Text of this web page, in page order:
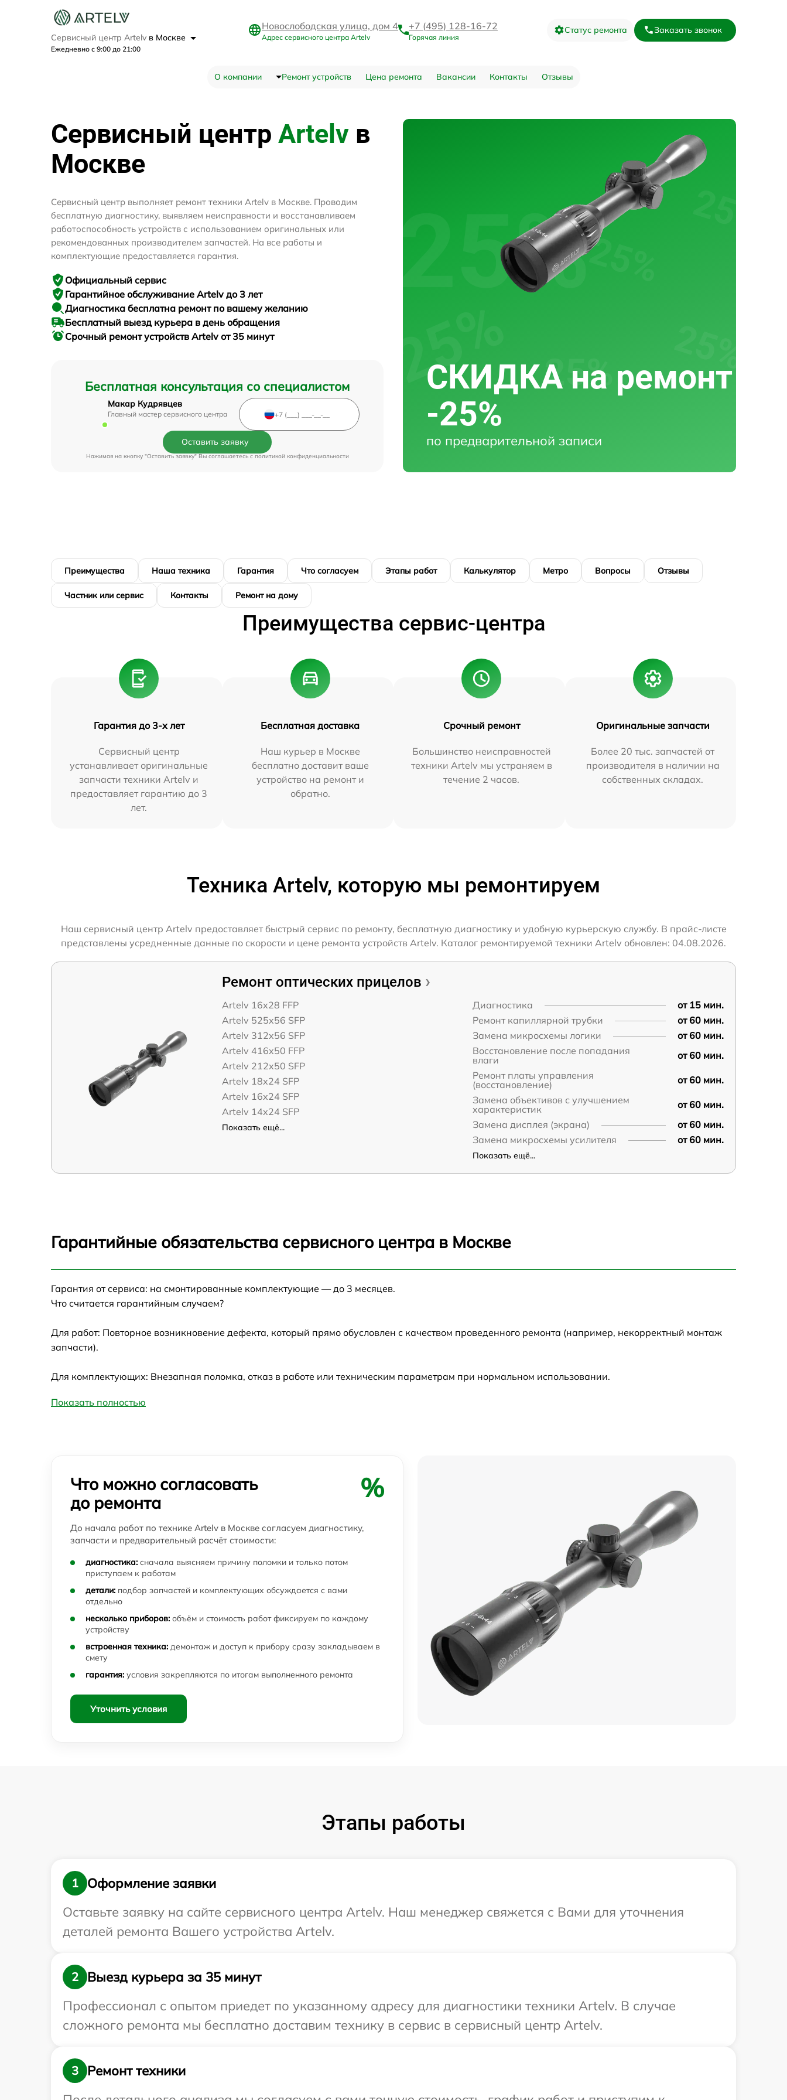
Сервисный центр Artelv в Москве
Ежедневно с 9:00 до 21:00
Новослободская улица, дом 4
Адрес сервисного центра Artelv
+7 (495) 128-16-72
Горячая линия
Статус ремонта Заказать звонок
О компании Ремонт устройств Цена ремонта Вакансии Контакты Отзывы
Сервисный центр Artelv в
Москве
Бесплатная консультация со специалистом
Макар Кудрявцев
Главный мастер сервисного центра
Оставить заявку
Нажимая на кнопку "Оставить заявку" Вы соглашаетесь c политикой конфиденциальности
Сервисный центр выполняет ремонт техники Artelv в Москве. Проводим
бесплатную диагностику, выявляем неисправности и восстанавливаем
работоспособность устройств с использованием оригинальных или
рекомендованных производителем запчастей. На все работы и
комплектующие предоставляется гарантия.
Официальный сервис
Гарантийное обслуживание Artelv до 3 лет
Диагностика бесплатна ремонт по вашему желанию
Бесплатный выезд курьера в день обращения
Срочный ремонтустройств Artelv от 35 минут
СКИДКА на ремонт
-25%
по предварительной записи
Преимущества Наша техника Гарантия Что согласуем Этапы работ Калькулятор Метро Вопросы Отзывы
Частник или сервис Контакты Ремонт на дому
Преимущества сервис-центра
Гарантия до 3-х лет
Сервисный центр
устанавливает оригинальные
запчасти техники Artelv и
предоставляет гарантию до 3
лет.
Бесплатная доставка
Наш курьер в Москве
бесплатно доставит ваше
устройство на ремонт и
обратно.
Срочный ремонт
Большинство неисправностей
техники Artelv мы устраняем в
течение 2 часов.
Оригинальные запчасти
Более 20 тыс. запчастей от
производителя в наличии на
собственных складах.
Техника Artelv, которую мы ремонтируем
Наш сервисный центр Artelv предоставляет быстрый сервис по ремонту, бесплатную диагностику и удобную курьерскую службу. В прайс-листе
представлены усредненные данные по скорости и цене ремонта устройств Artelv. Каталог ремонтируемой техники Artelv обновлен: 04.08.2026.
Ремонт оптических прицелов
Artelv 16x28 FFP
Artelv 525x56 SFP
Artelv 312x56 SFP
Artelv 416x50 FFP
Artelv 212x50 SFP
Artelv 18x24 SFP
Artelv 16x24 SFP
Artelv 14x24 SFP
Показать ещё...
Диагностика
от 15 мин.
Ремонт капиллярной трубки
от 60 мин.
Замена микросхемы логики
от 60 мин.
Восстановление после попадания
влаги
от 60 мин.
Ремонт платы управления
(восстановление)
от 60 мин.
Замена объективов с улучшением
характеристик
от 60 мин.
Замена дисплея (экрана)
от 60 мин.
Замена микросхемы усилителя
от 60 мин.
Показать ещё...
Гарантийные обязательства сервисного центра в Москве
Гарантия от сервиса: на смонтированные комплектующие — до 3 месяцев.
Что считается гарантийным случаем?
Для работ: Повторное возникновение дефекта, который прямо обусловлен с качеством проведенного ремонта (например, некорректный монтаж
запчасти).
Для комплектующих: Внезапная поломка, отказ в работе или техническим параметрам при нормальном использовании.
Показать полностью
Что можно согласовать
до ремонта
%
До начала работ по технике Artelv в Москве согласуем диагностику,
запчасти и предварительный расчёт стоимости:
диагностика: сначала выясняем причину поломки и только потом
приступаем к работам
детали: подбор запчастей и комплектующих обсуждается с вами
отдельно
несколько приборов: объём и стоимость работ фиксируем по каждому
устройству
встроенная техника: демонтаж и доступ к прибору сразу закладываем в
смету
гарантия: условия закрепляются по итогам выполненного ремонта
Уточнить условия
Этапы работы
1
Оформление заявки
Оставьте заявку на сайте сервисного центра Artelv. Наш менеджер свяжется с Вами для уточнения
деталей ремонта Вашего устройства Artelv.
2
Выезд курьера за 35 минут
Профессионал с опытом приедет по указанному адресу для диагностики техники Artelv. В случае
сложного ремонта мы бесплатно доставим технику в сервис в сервисный центр Artelv.
3
Ремонт техники